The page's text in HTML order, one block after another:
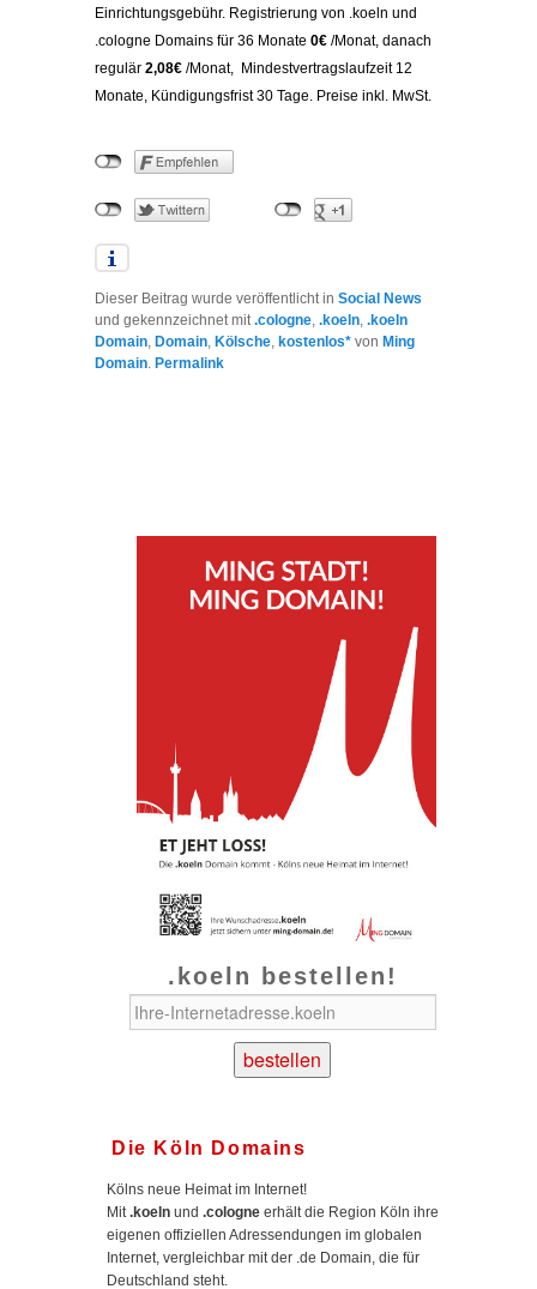
Einrichtungsgebühr. Registrierung von .koeln und
.cologne Domains für 36 Monate 0€ /Monat, danach
regulär 2,08€ /Monat, Mindestvertragslaufzeit 12
Monate, Kündigungsfrist 30 Tage. Preise inkl. MwSt.
Dieser Beitrag wurde veröffentlicht in Social News
und gekennzeichnet mit .cologne .koeln .koeln
Domain Domain Kölsche kostenlos* von Ming
Domain Permalink
.koeln bestellen!
Die Köln Domains
Kölns neue Heimat im Internet!
Mit .koeln und .cologne erhält die Region Köln ihre
eigenen offiziellen Adressendungen im globalen
Internet, vergleichbar mit der .de Domain, die für
Deutschland steht.